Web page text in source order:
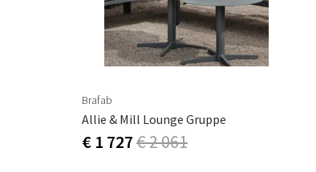
Brafab
Allie & Mill Lounge Gruppe
€ 1 727€ 2 061